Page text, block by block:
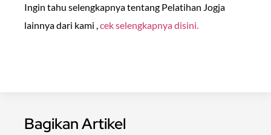
Ingin tahu selengkapnya tentang Pelatihan Jogja
lainnya dari kami , cek selengkapnya disini.
Bagikan Artikel